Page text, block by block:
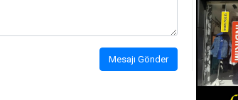
Mesajı Gönder